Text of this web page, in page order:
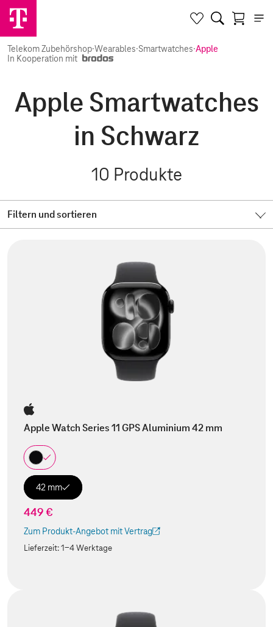
Telekom Zubehörshop·Wearables·Smartwatches·Apple
In Kooperation mit
Apple Smartwatches
in Schwarz
10 Produkte
Filtern und sortieren
Apple Watch Series 11 GPS Aluminium 42 mm
42 mm
449 €
Zum Produkt-Angebot mit Vertrag
(Der Link wird in einem neuen Tab geöffnet)
Lieferzeit:1-4 Werktage